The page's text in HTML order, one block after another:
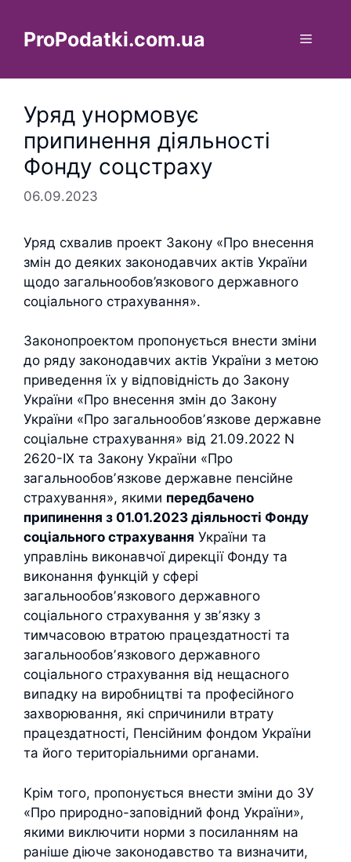
вмістуProPodatki.com.ua Меню
Уряд унормовує
припинення діяльності
Фонду соцстраху
06.09.2023
Уряд схвалив проект Закону «Про внесення
змін до деяких законодавчих актів України
щодо загальнообов’язкового державного
соціального страхування».
Законопроектом пропонується внести зміни
до ряду законодавчих актів України з метою
приведення їх у відповідність до Закону
України «Про внесення змін до Закону
України «Про загальнообовʼязкове державне
соціальне страхування» від 21.09.2022 N
2620-IX та Закону України «Про
загальнообовʼязкове державне пенсійне
страхування», якими передбачено
припинення з 01.01.2023 діяльності Фонду
соціального страхування України та
управлінь виконавчої дирекції Фонду та
виконання функцій у сфері
загальнообовʼязкового державного
соціального страхування у звʼязку з
тимчасовою втратою працездатності та
загальнообовʼязкового державного
соціального страхування від нещасного
випадку на виробництві та професійного
захворювання, які спричинили втрату
працездатності, Пенсійним фондом України
та його територіальними органами.
Крім того, пропонується внести зміни до ЗУ
«Про природно-заповідний фонд України»,
якими виключити норми з посиланням на
раніше діюче законодавство та визначити,